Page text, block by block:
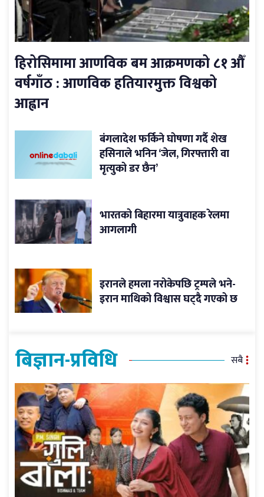
हिरोसिमामा आणविक बम आक्रमणको ८१ औँ
वर्षगाँठ : आणविक हतियारमुक्त विश्वको
आह्वान
बंगलादेश फर्किने घोषणा गर्दै शेख
हसिनाले भनिन ‘जेल, गिरफ्तारी वा
मृत्युको डर छैन’
भारतको बिहारमा यात्रुवाहक रेलमा
आगलागी
इरानले हमला नरोकेपछि ट्रम्पले भने-
इरान माथिको विश्वास घट्दै गएको छ
बिज्ञान-प्रविधि सबै